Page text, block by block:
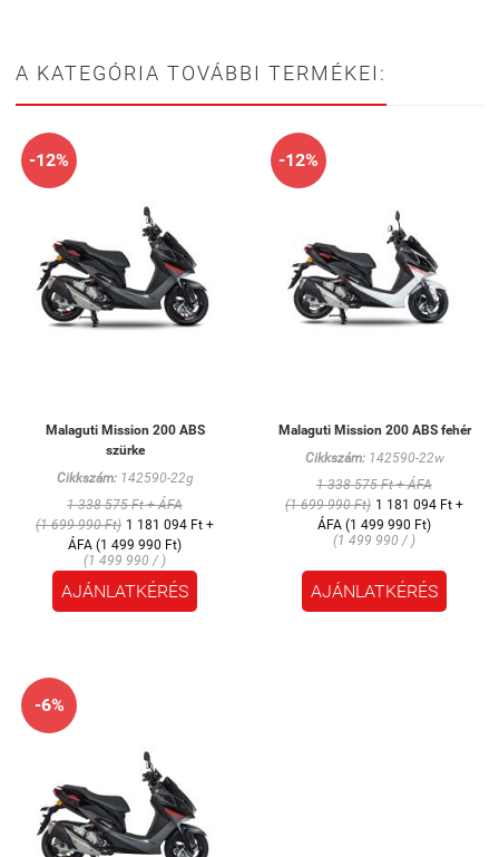
A KATEGÓRIA TOVÁBBI TERMÉKEI:
-12%
Malaguti Mission 200 ABS
szürke
Cikkszám:142590-22g
1 338 575 Ft + ÁFA
(1 699 990 Ft) 1 181 094 Ft +
ÁFA (1 499 990 Ft)
(1 499 990 / )
AJÁNLATKÉRÉS
-12%
Malaguti Mission 200 ABS fehér
Cikkszám:142590-22w
1 338 575 Ft + ÁFA
(1 699 990 Ft) 1 181 094 Ft +
ÁFA (1 499 990 Ft)
(1 499 990 / )
AJÁNLATKÉRÉS
-6%